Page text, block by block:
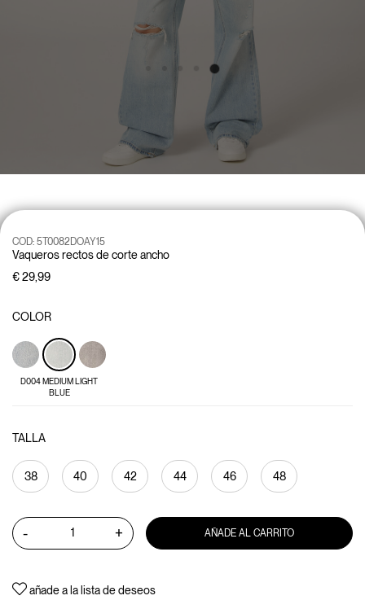
Vaqueros rectos de corte ancho
COD: 5T0082DOAY15
€ 29,99
COLOR
D004 MEDIUM LIGHT
BLUE
TALLA
38 40 42 44 46 48
- + AÑADE AL CARRITO
añade a la lista de deseos